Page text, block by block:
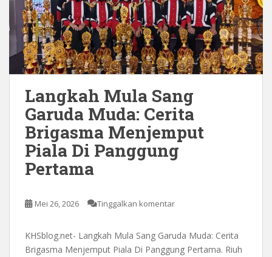
Langkah Mula Sang
Garuda Muda: Cerita
Brigasma Menjemput
Piala Di Panggung
Pertama
Mei 26, 2026 Tinggalkan komentar
KHSblog.net- Langkah Mula Sang Garuda Muda: Cerita
Brigasma Menjemput Piala Di Panggung Pertama. Riuh